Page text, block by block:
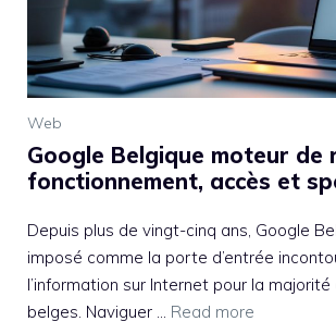
Web
Google Belgique moteur de
fonctionnement, accès et
Depuis plus de vingt-cinq ans, Google
imposé comme la porte d’entrée
l’information sur Internet pour la
belges. Naviguer ... Read more